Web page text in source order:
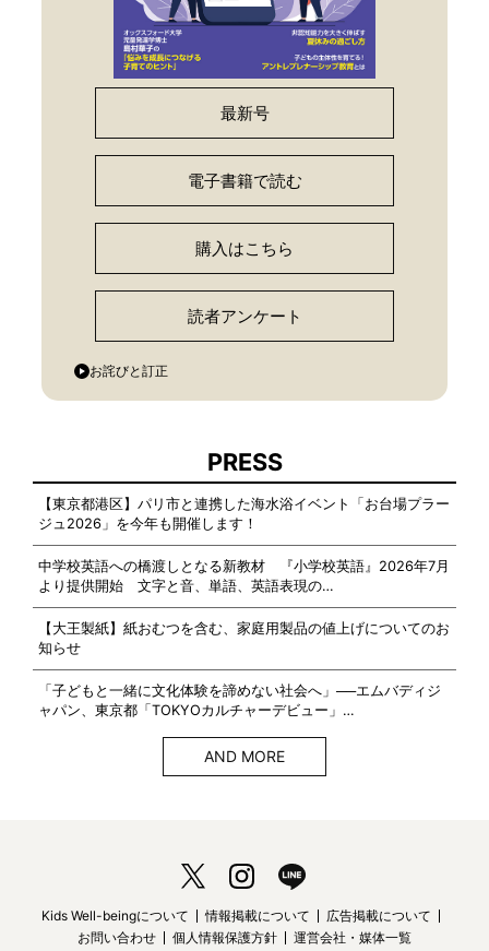
最新号
電子書籍で読む
購入はこちら
読者アンケート
お詫びと訂正
PRESS
【東京都港区】パリ市と連携した海水浴イベント「お台場プラー
ジュ2026」を今年も開催します！
中学校英語への橋渡しとなる新教材 『小学校英語』2026年7月
より提供開始 文字と音、単語、英語表現の…
【大王製紙】紙おむつを含む、家庭用製品の値上げについてのお
知らせ
「子どもと一緒に文化体験を諦めない社会へ」──エムバディジ
ャパン、東京都「TOKYOカルチャーデビュー」…
AND MORE
Kids Well-beingについて 情報掲載について
広告掲載について
お問い合わせ
個人情報保護方針 運営会社・媒体一覧